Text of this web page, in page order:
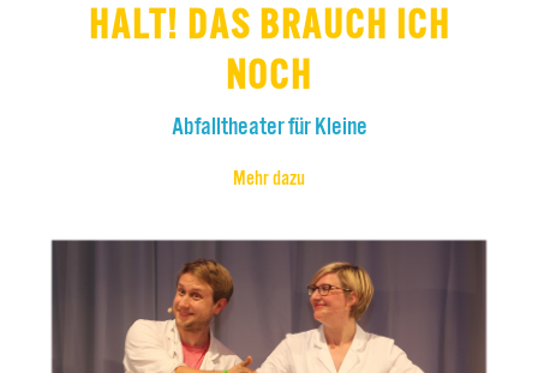
HALT! DAS BRAUCH ICH
NOCH
Abfalltheater für Kleine
Mehr dazu